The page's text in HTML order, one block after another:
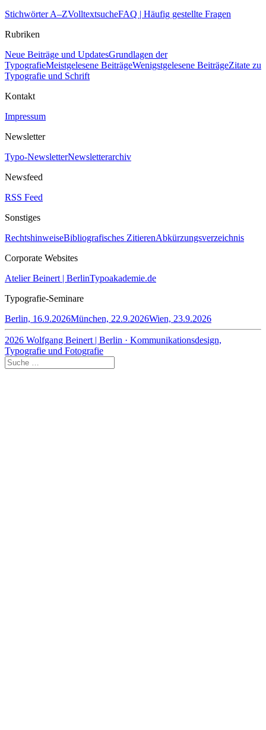
Stichwörter A–ZVolltextsucheFAQ | Häufig gestellte Fragen
Rubriken
Neue Beiträge und UpdatesGrundlagen der
TypografieMeistgelesene BeiträgeWenigstgelesene BeiträgeZitate zu
Typografie und Schrift
Kontakt
Impressum
Newsletter
Typo-NewsletterNewsletterarchiv
Newsfeed
RSS Feed
Sonstiges
RechtshinweiseBibliografisches ZitierenAbkürzungsverzeichnis
Corporate Websites
Atelier Beinert | BerlinTypoakademie.de
Typografie-Seminare
Berlin, 16.9.2026München, 22.9.2026Wien, 23.9.2026
2026 Wolfgang Beinert | Berlin · Kommunikationsdesign,
Typografie und Fotografie